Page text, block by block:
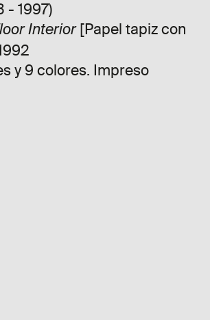
- 1997)
Interior[Papel tapiz con
y 9 colores. Impreso